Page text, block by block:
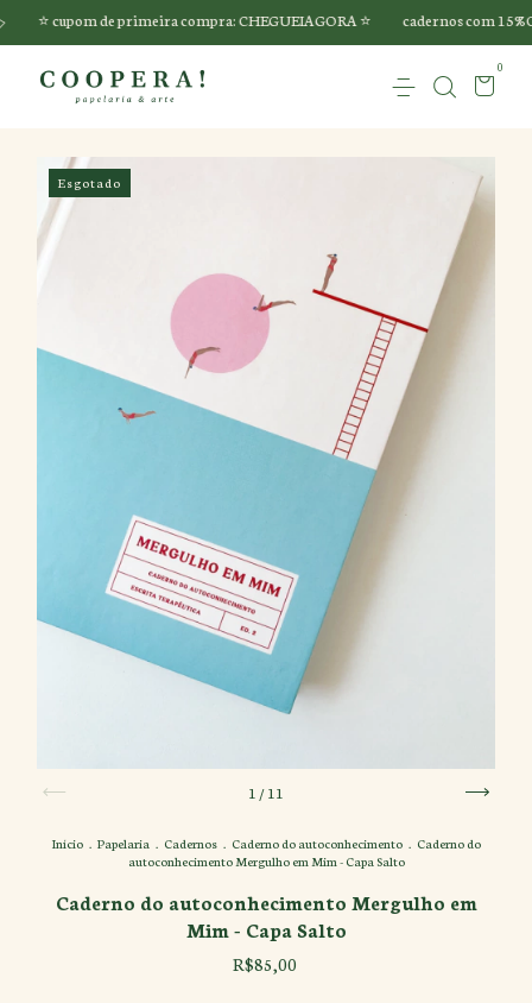
⭐️ cupom de primeira compra: CHEGUEIAGORA ⭐️ cadernos com
0
Esgotado
1 /11
Início . Papelaria . Cadernos . Caderno do autoconhecimento . Caderno do
autoconhecimento Mergulho em Mim - Capa Salto
Caderno do autoconhecimento Mergulho em
Mim - Capa Salto
R$85,00